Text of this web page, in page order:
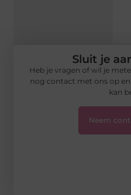
Sluit je
Heb je vragen of wil je
nog contact met ons op
kan
Neem